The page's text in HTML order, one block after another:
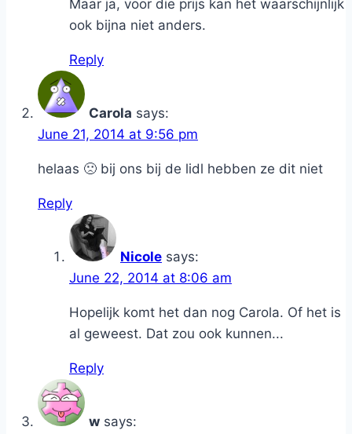
Maar ja, voor die prijs kan het waarschijnlijk
ook bijna niet anders.
Reply
Carola says:
June 21, 2014 at 9:56 pm
helaas 🙁 bij ons bij de lidl hebben ze dit niet
Reply
Nicole says:
June 22, 2014 at 8:06 am
Hopelijk komt het dan nog Carola. Of het is
al geweest. Dat zou ook kunnen...
Reply
w says: